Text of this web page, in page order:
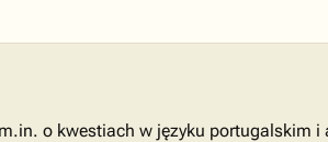
o kwestiach w języku portugalskim